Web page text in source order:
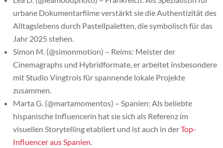
urbane Dokumentarfilme verstärkt sie die Authentizität des
Alltagslebens durch Pastellpaletten, die symbolisch für das
Jahr 2025 stehen.
Simon M. (@simonmotion) – Reims: Meister der
Cinemagraphs und Hybridformate, er arbeitet insbesondere
mit Studio Vingtrois für spannende lokale Projekte
zusammen.
Marta G. (@martamomentos) – Spanien: Als beliebte
hispanische Influencerin hat sie sich als Referenz im
visuellen Storytelling etabliert und ist auch in derTop-
Influencer aus Spanien